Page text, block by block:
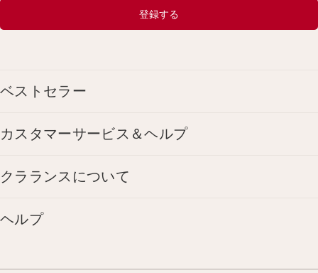
登録する
ベストセラー
カスタマーサービス＆ヘルプ
クラランスについて
ヘルプ